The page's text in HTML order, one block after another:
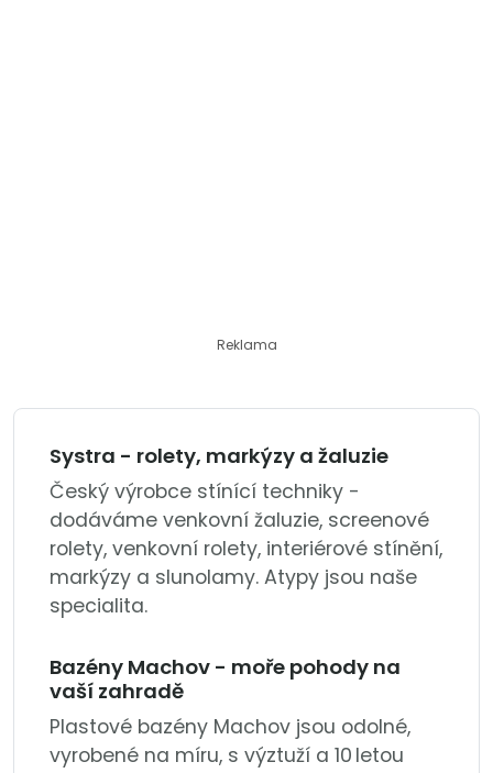
Reklama
Systra - rolety, markýzy a žaluzie
Český výrobce stínící techniky -
dodáváme venkovní žaluzie, screenové
rolety, venkovní rolety, interiérové stínění,
markýzy a slunolamy. Atypy jsou naše
specialita.
Bazény Machov - moře pohody na
vaší zahradě
Plastové bazény Machov jsou odolné,
vyrobené na míru, s výztuží a 10 letou